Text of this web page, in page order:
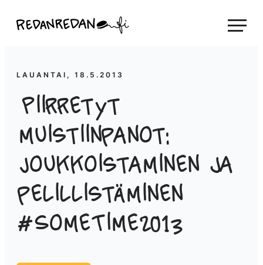
suoraan
Linda Saukko-Rauta, Redanredan Oy
piirrosvideoita
LAUANTAI, 18.5.2013
Piirretyt
muistiinpanot:
Joukkoistaminen ja
pelillistäminen
#SomeTime2013